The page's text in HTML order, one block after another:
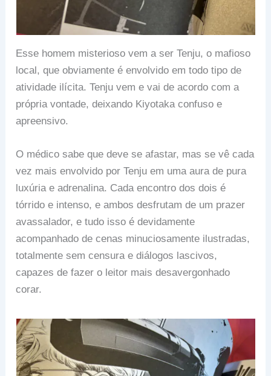
Esse homem misterioso vem a ser Tenju, o mafioso
local, que obviamente é envolvido em todo tipo de
atividade ilícita. Tenju vem e vai de acordo com a
própria vontade, deixando Kiyotaka confuso e
apreensivo.
O médico sabe que deve se afastar, mas se vê cada
vez mais envolvido por Tenju em uma aura de pura
luxúria e adrenalina. Cada encontro dos dois é
tórrido e intenso, e ambos desfrutam de um prazer
avassalador, e tudo isso é devidamente
acompanhado de cenas minuciosamente ilustradas,
totalmente sem censura e diálogos lascivos,
capazes de fazer o leitor mais desavergonhado
corar.